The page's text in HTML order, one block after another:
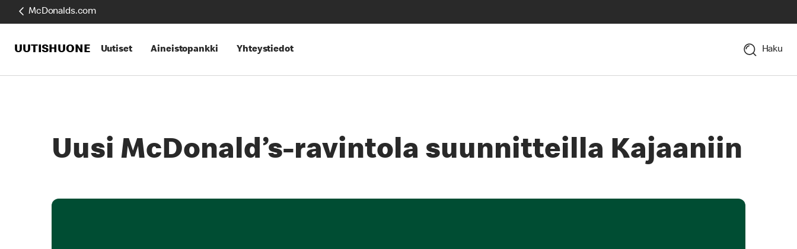
McDonalds.com
UUTISHUONE Uutiset Aineistopankki Yhteystiedot Haku
Uusi McDonald’s-ravintola suunnitteilla Kajaaniin